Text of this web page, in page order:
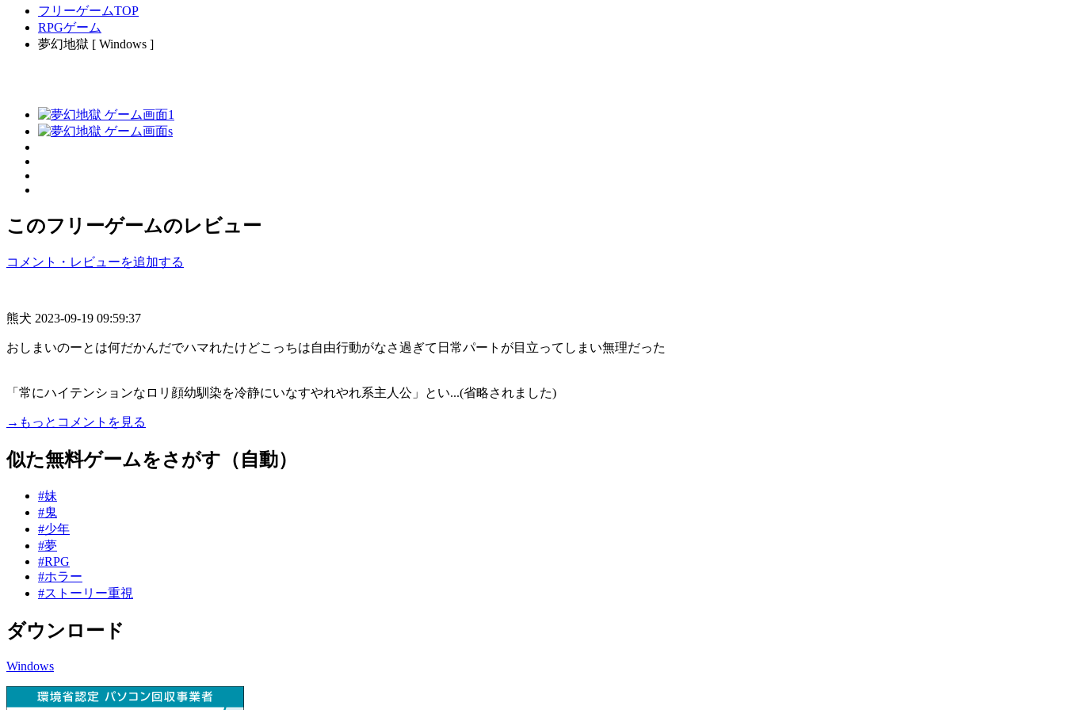
フリーゲームTOP
RPGゲーム
夢幻地獄 [ Windows ]
このフリーゲームのレビュー
コメント・レビューを追加する
熊犬 2023-09-19 09:59:37
おしまいのーとは何だかんだでハマれたけどこっちは自由行動がなさ過ぎて日常パートが目立ってしまい無理だった
「常にハイテンションなロリ顔幼馴染を冷静にいなすやれやれ系主人公」とい...(省略されました)
→もっとコメントを見る
似た無料ゲームをさがす（自動）
#妹
#鬼
#少年
#夢
#RPG
#ホラー
#ストーリー重視
ダウンロード
Windows